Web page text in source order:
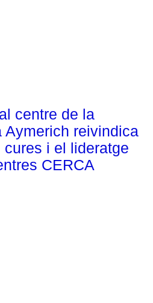
centre de la
Aymerich reivindica
i el lideratge
CERCA